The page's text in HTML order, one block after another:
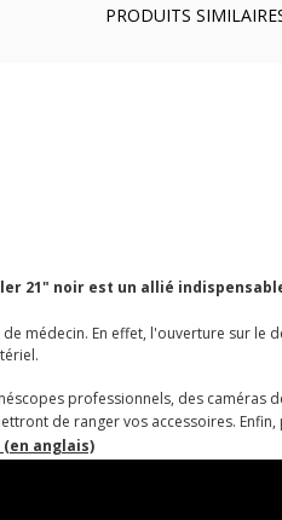
PRODUITS
21" noir est un allié
médecin. En effet, l'ouverture sur le
professionnels, des caméras
de ranger vos accessoires.
(en anglais)